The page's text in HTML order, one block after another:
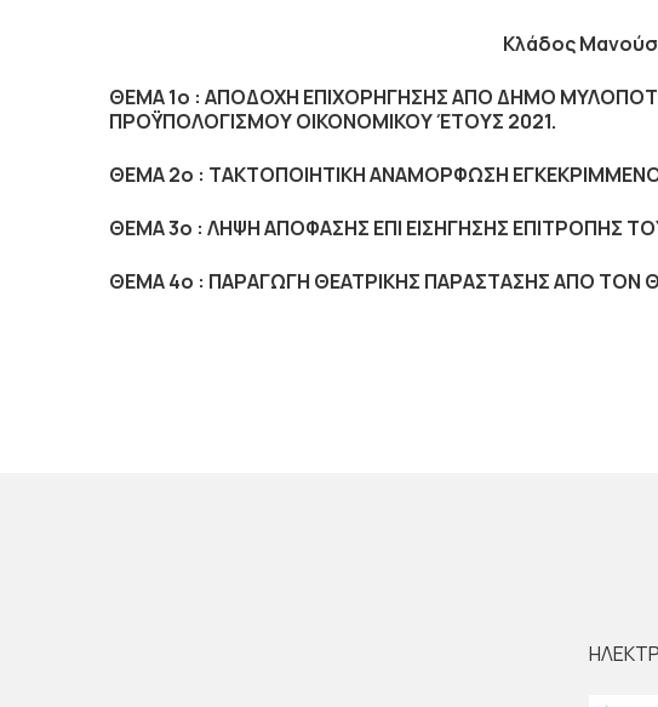
Κλάδος
ΘΕΜΑ 1ο : ΑΠΟΔΟΧΗ ΕΠΙΧΟΡΗΓΗΣΗΣ ΑΠΟ ΔΗΜΟ
ΠΡΟΫΠΟΛΟΓΙΣΜΟΥ ΟΙΚΟΝΟΜΙΚΟΥ ΈΤΟΥΣ 2021.
ΘΕΜΑ 2ο : ΤΑΚΤΟΠΟΙΗΤΙΚΗ ΑΝΑΜΟΡΦΩΣΗ
ΘΕΜΑ 3ο : ΛΗΨΗ ΑΠΟΦΑΣΗΣ ΕΠΙ ΕΙΣΗΓΗΣΗΣ ΕΠΙΤΡΟΠΗΣ
ΘΕΜΑ 4ο : ΠΑΡΑΓΩΓΗ ΘΕΑΤΡΙΚΗΣ ΠΑΡΑΣΤΑΣΗΣ ΑΠΟ ΤΟΝ